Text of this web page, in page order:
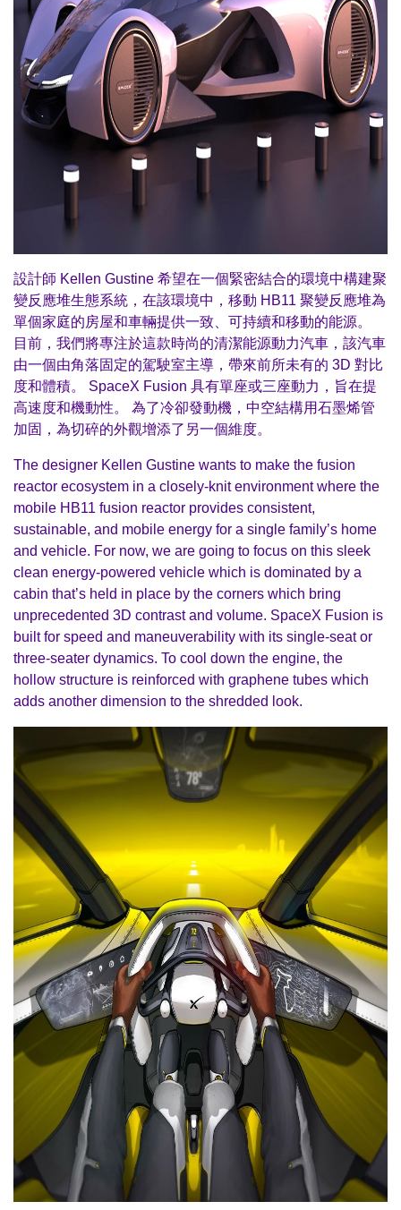
設計師 Kellen Gustine 希望在一個緊密結合的環境中構建聚
變反應堆生態系統，在該環境中，移動 HB11 聚變反應堆為
單個家庭的房屋和車輛提供一致、可持續和移動的能源。
目前，我們將專注於這款時尚的清潔能源動力汽車，該汽車
由一個由角落固定的駕駛室主導，帶來前所未有的 3D 對比
度和體積。 SpaceX Fusion 具有單座或三座動力，旨在提
高速度和機動性。 為了冷卻發動機，中空結構用石墨烯管
加固，為切碎的外觀增添了另一個維度。
The designer Kellen Gustine wants to make the fusion
reactor ecosystem in a closely-knit environment where the
mobile HB11 fusion reactor provides consistent,
sustainable, and mobile energy for a single family’s home
and vehicle. For now, we are going to focus on this sleek
clean energy-powered vehicle which is dominated by a
cabin that’s held in place by the corners which bring
unprecedented 3D contrast and volume. SpaceX Fusion is
built for speed and maneuverability with its single-seat or
three-seater dynamics. To cool down the engine, the
hollow structure is reinforced with graphene tubes which
adds another dimension to the shredded look.